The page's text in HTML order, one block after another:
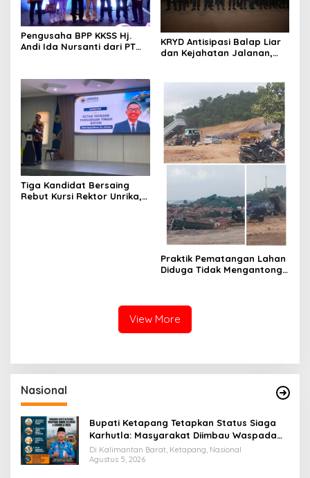
Pengusaha BPP KKSS Hj.
Andi Ida Nursanti dari PT
Swasta PIKM 2026 di Kuala
Lumpur
KRYD Antisipasi Balap Liar
dan Kejahatan Jalanan,
Batam ‎
Tiga Kandidat Bersaing
Rebut Kursi Rektor Unrika,
Praktik Pematangan Lahan
Diduga Tidak Mengantongi
View More
Nasional
Bupati Ketapang Tetapkan Status Siaga
Karhutla: Masyarakat Diimbau Waspada
Cuaca Ekstrem
Di Kalimantan Barat, Ketapang, Nasional
Agustus 5, 2026